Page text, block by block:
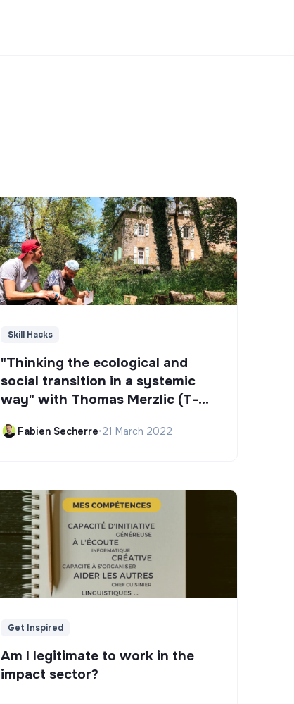
Skill Hacks
"Thinking the ecological and
social transition in a systemic
way" with Thomas Merzlic (T-
Fabien Secherre•21 March 2022
Get Inspired
Am I legitimate to work in the
impact sector?